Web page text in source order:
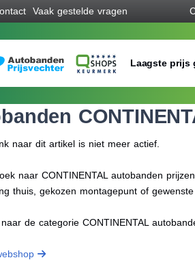
Vaak gestelde vragen
Laagste prijs
naar dit artikel is niet meer actief.
naar CONTINENTAL autobanden
thuis, gekozen montagepunt of
de categorie CONTINENTAL